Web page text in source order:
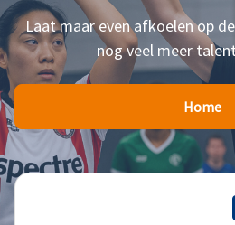
Laat maar even afkoelen op
nog veel meer
Home